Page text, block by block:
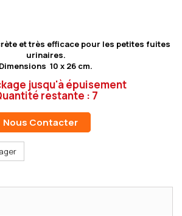
et très efficace pour les petites fuites
urinaires.
Dimensions 10 x 26 cm.
jusqu'à épuisement
restante : 7
Nous Contacter